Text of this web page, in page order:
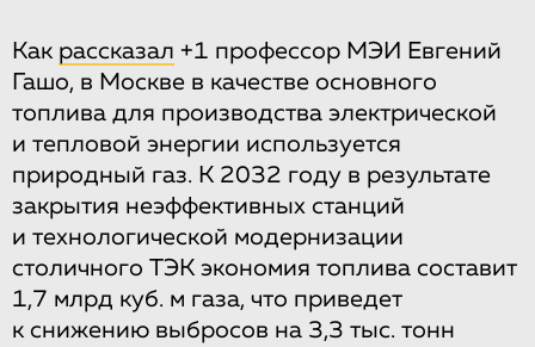
Как рассказал +1 профессор МЭИ Евгений
Гашо, в Москве в качестве основного
топлива для производства электрической
и тепловой энергии используется
природный газ. К 2032 году в результате
закрытия неэффективных станций
и технологической модернизации
столичного ТЭК экономия топлива составит
1,7 млрд куб. м газа, что приведет
к снижению выбросов на 3,3 тыс. тонн